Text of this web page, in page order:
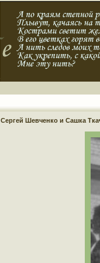
Сергей Шевченко и Сашка